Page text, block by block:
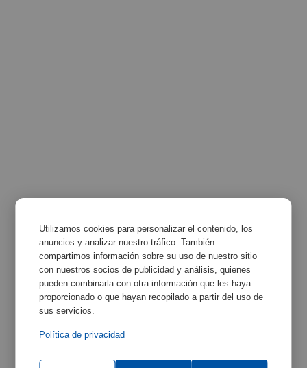
Utilizamos cookies para personalizar el contenido, los
anuncios y analizar nuestro tráfico. También
compartimos información sobre su uso de nuestro sitio
con nuestros socios de publicidad y análisis, quienes
pueden combinarla con otra información que les haya
proporcionado o que hayan recopilado a partir del uso de
sus servicios.
Política de privacidad